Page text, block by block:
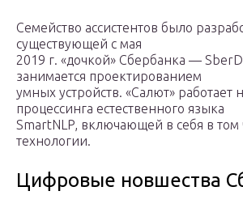
Семейство ассистентов было
существующей с мая
2019 г. «дочкой» Сбербанка —
занимается проектированием
умных устройств. «Салют» работает
процессинга естественного языка
SmartNLP, включающей в себя в том
технологии.
Цифровые новшества